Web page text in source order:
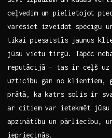
ceļvedim un pielietojot
varēsiet izveidot spēcīgu
tikai piesaistīs jaunus
jūsu vietu tirgū. Tāpēc
reputācijā – tas ir ceļš uz
uzticību gan no klientiem,
prātā, ka katrs ‍solis ir
ar citiem ​var ietekmēt
apzinātību un pārliecību,
iepriecinās.